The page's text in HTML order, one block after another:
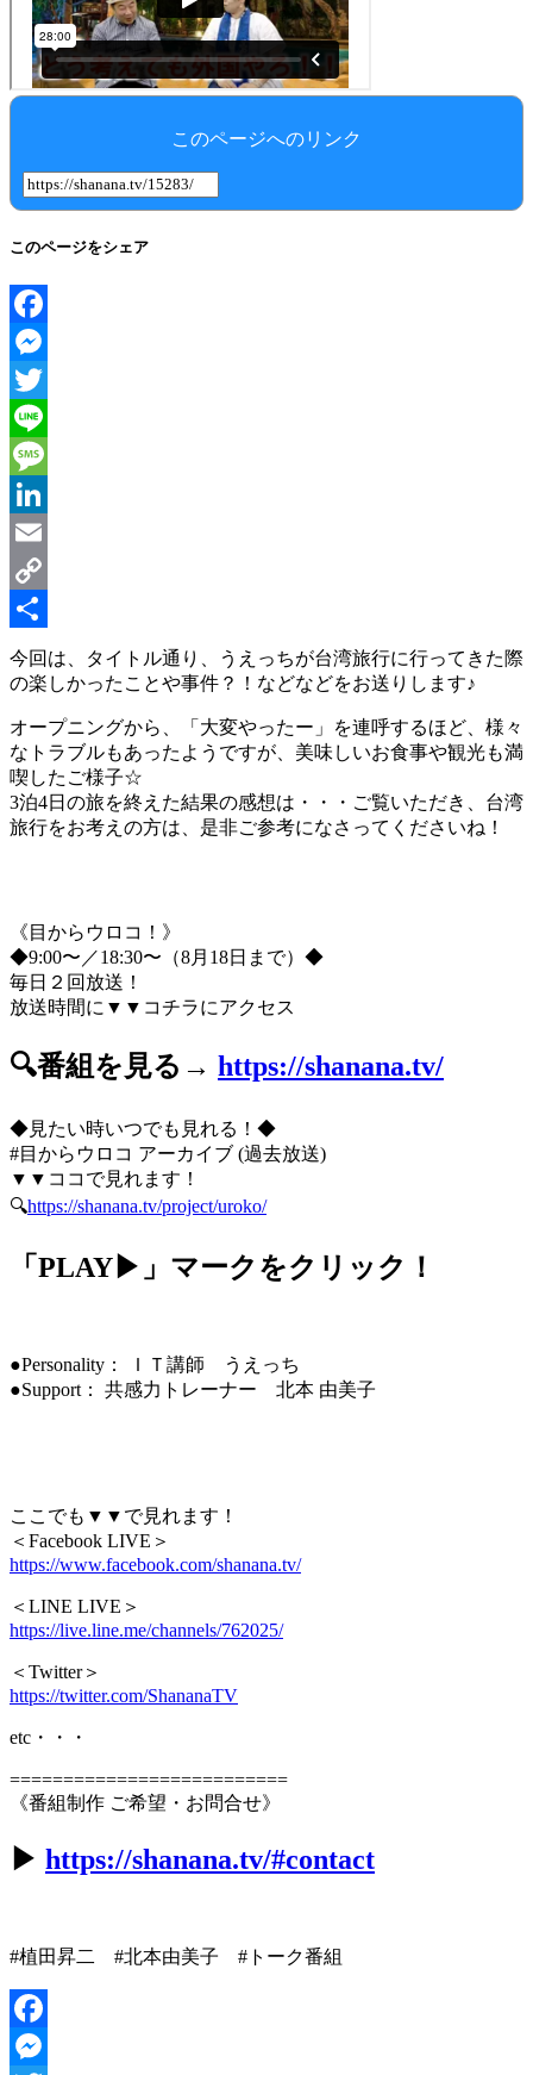
このページへのリンク
このページをシェア
Facebook
Messenger
Twitter
Line
Message
LinkedIn
Email
Copy
Link
共
有
今回は、タイトル通り、うえっちが台湾旅行に行ってきた際
の楽しかったことや事件？！などなどをお送りします♪
オープニングから、「大変やったー」を連呼するほど、様々
なトラブルもあったようですが、美味しいお食事や観光も満
喫したご様子☆
3泊4日の旅を終えた結果の感想は・・・ご覧いただき、台湾
旅行をお考えの方は、是非ご参考になさってくださいね！
《目からウロコ！》
◆9:00〜／18:30〜（8月18日まで）◆
毎日２回放送！
放送時間に▼▼コチラにアクセス
🔍番組を見る→ https://shanana.tv/
◆見たい時いつでも見れる！◆
#目からウロコ アーカイブ (過去放送)
▼▼ココで見れます！
🔍https://shanana.tv/project/uroko/
「PLAY▶」マークをクリック！
●Personality： ＩＴ講師 うえっち
●Support： 共感力トレーナー 北本 由美子
ここでも▼▼で見れます！
＜Facebook LIVE＞
https://www.facebook.com/shanana.tv/
＜LINE LIVE＞
https://live.line.me/channels/762025/
＜Twitter＞
https://twitter.com/ShananaTV
etc・・・
==========================
《番組制作 ご希望・お問合せ》
▶︎ https://shanana.tv/#contact
#植田昇二 #北本由美子 #トーク番組